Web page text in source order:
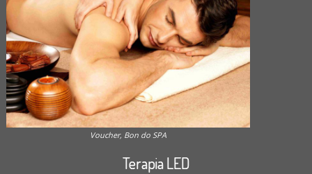
Voucher, Bon do SPA
Terapia LED